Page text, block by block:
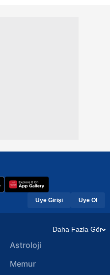
Üye Girişi Üye Ol
Daha Fazla Gör
Astroloji
Memur